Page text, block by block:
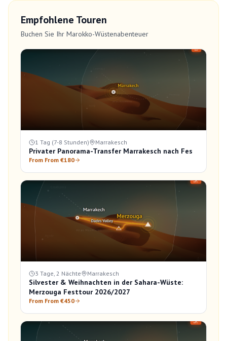
Empfohlene Touren
Buchen Sie Ihr Marokko-Wüstenabenteuer
1 Tag (7-8 Stunden) Marrakesch
Privater Panorama-Transfer Marrakesch nach Fes
From From €180
3 Tage, 2 Nächte Marrakesch
Silvester & Weihnachten in der Sahara-Wüste:
Merzouga Festtour 2026/2027
From From €450